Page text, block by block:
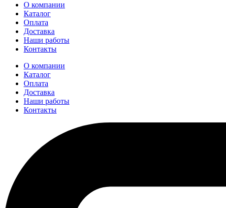
О компании
Каталог
Оплата
Доставка
Наши работы
Контакты
О компании
Каталог
Оплата
Доставка
Наши работы
Контакты